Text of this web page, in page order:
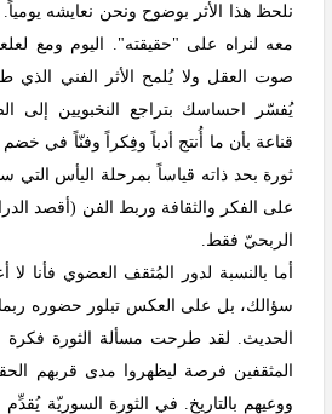
نلحظ هذا الأثر بوضوح ونحن نعايشه يومياً.
معه لنراه على "حقيقته". اليوم ومع
صوت العقل ولا يُلمح الأثر الفني الذي
يُفسّر احساسك بتراجع النخبويين إلى
قناعة بأن ما أُنتج أدباً وفِكراً وفنّاً في
ثورة بحد ذاته قياساً بمرحلة اليأس
على الفكر والثقافة وربط الفن (أقصد
الربحيّ فقط.
أما بالنسبة لدور المُثقف العضوي فأنا لا
سؤالك، بل على العكس تبلور حضوره ربما
الحديث. لقد طرحت مسألة الثورة فكرة
المثقفين فرصة ليظهروا مدى قربهم
ووعيهم بالتاريخ. في الثورة السوريّة